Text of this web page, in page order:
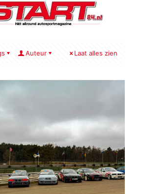
Auteur Laat alles zien